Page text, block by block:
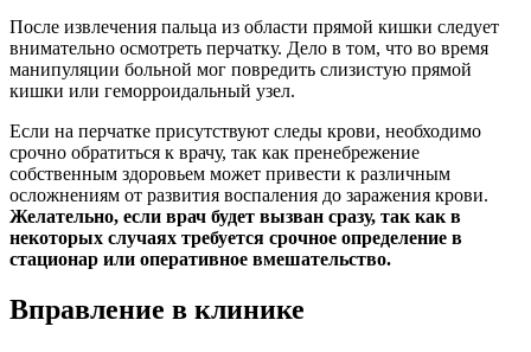
После извлечения пальца из области прямой кишки следует
внимательно осмотреть перчатку. Дело в том, что во время
манипуляции больной мог повредить слизистую прямой
кишки или геморроидальный узел.
Если на перчатке присутствуют следы крови, необходимо
срочно обратиться к врачу, так как пренебрежение
собственным здоровьем может привести к различным
осложнениям от развития воспаления до заражения крови.
Желательно, если врач будет вызван сразу, так как в
некоторых случаях требуется срочное определение в
стационар или оперативное вмешательство.
Вправление в клинике